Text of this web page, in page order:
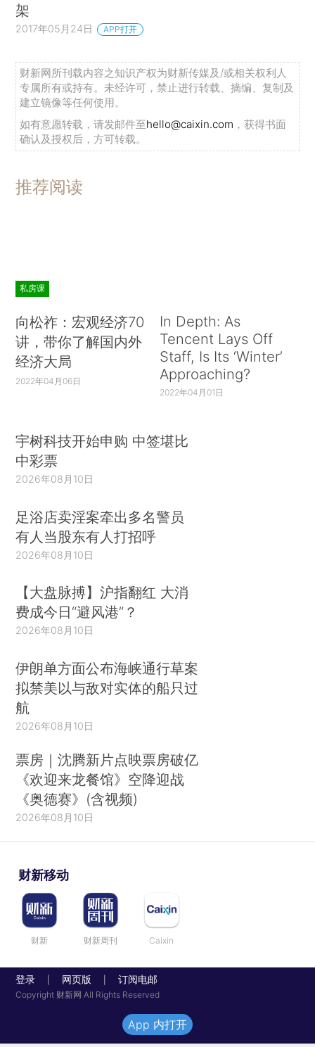
架
2017年05月24日 APP打开
财新网所刊载内容之知识产权为财新传媒及/或相关权利人
专属所有或持有。未经许可，禁止进行转载、摘编、复制及
建立镜像等任何使用。
如有意愿转载，请发邮件至hello@caixin.com ，获得书面
确认及授权后，方可转载。
推荐阅读
私房课
向松祚：宏观经济70
讲，带你了解国内外
经济大局
2022年04月06日
In Depth: As
Tencent Lays Off
Staff, Is Its ‘Winter’
Approaching?
2022年04月01日
宇树科技开始申购 中签堪比
中彩票
2026年08月10日
足浴店卖淫案牵出多名警员
有人当股东有人打招呼
2026年08月10日
【大盘脉搏】沪指翻红 大消
费成今日“避风港”？
2026年08月10日
伊朗单方面公布海峡通行草案
拟禁美以与敌对实体的船只过
航
2026年08月10日
票房｜沈腾新片点映票房破亿
《欢迎来龙餐馆》空降迎战
《奥德赛》(含视频)
2026年08月10日
财新移动
财新 财新周刊 Caixin
登录 网页版 订阅电邮
Copyright 财新网 All Rights Reserved
App 内打开